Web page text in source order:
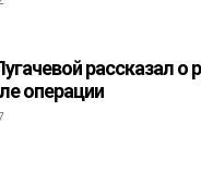
рассказал о
операции